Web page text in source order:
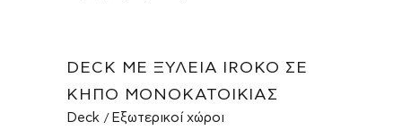
DECK ΜΕ ΞΥΛΕΊΑ IROKO ΣΕ
ΚΉΠΟ ΜΟΝΟΚΑΤΟΙΚΊΑΣ
Deck Εξωτερικοί χώροι